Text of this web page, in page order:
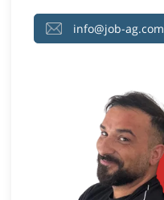
info@job-ag.com